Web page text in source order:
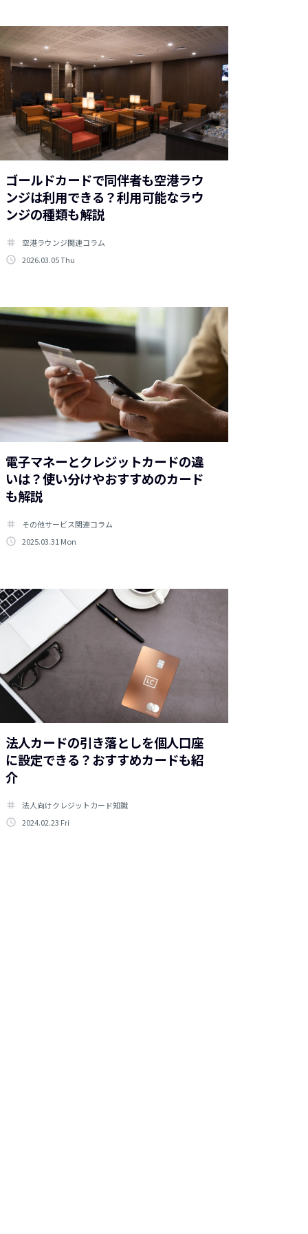
ゴールドカードで同伴者も空港ラウ
ンジは利用できる？利用可能なラウ
ンジの種類も解説
tag
空港ラウンジ関連コラム
access_time 2026.03.05 Thu
電子マネーとクレジットカードの違
いは？使い分けやおすすめのカード
も解説
tag
その他サービス関連コラム
access_time 2025.03.31 Mon
法人カードの引き落としを個人口座
に設定できる？おすすめカードも紹
介
tag
法人向けクレジットカード知識
access_time 2024.02.23 Fri